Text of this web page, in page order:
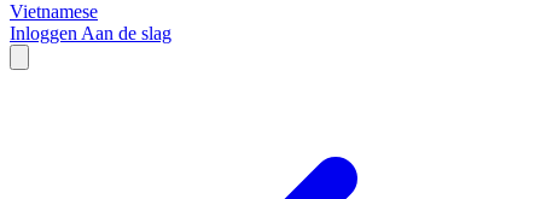
Vietnamese
Inloggen Aan de slag